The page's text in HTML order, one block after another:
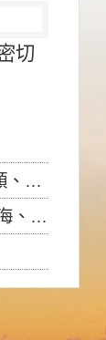
切
。
事宜